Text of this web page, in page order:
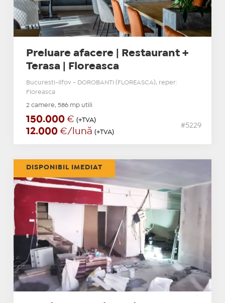
Preluare afacere | Restaurant +
Terasa | Floreasca
Bucuresti-Ilfov - DOROBANTI (FLOREASCA), reper:
Floreasca
2 camere, 586 mp utili
150.000 € (+TVA)
12.000 €/lună (+TVA)
#5229
DISPONIBIL IMEDIAT